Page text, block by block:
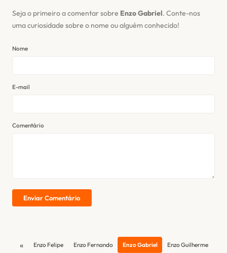
Seja o primeiro a comentar sobre Enzo Gabriel. Conte-nos
uma curiosidade sobre o nome ou alguém conhecido!
Nome
E-mail
Comentário
Enviar Comentário
« Enzo Felipe Enzo Fernando Enzo Gabriel Enzo Guilherme